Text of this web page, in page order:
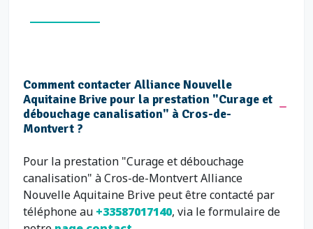
Comment contacter Alliance Nouvelle
Aquitaine Brive pour la prestation "Curage et
débouchage canalisation" à Cros-de-
Montvert ?
Pour la prestation "Curage et débouchage
canalisation" à Cros-de-Montvert Alliance
Nouvelle Aquitaine Brive peut être contacté par
téléphone au +33587017140, via le formulaire de